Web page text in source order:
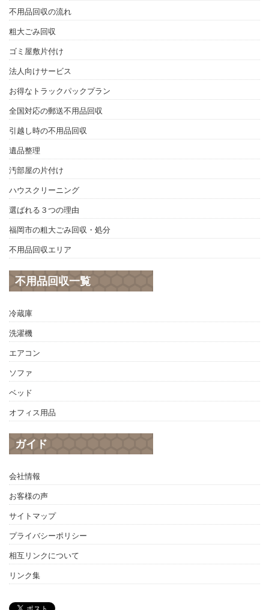
不用品回収の流れ
粗大ごみ回収
ゴミ屋敷片付け
法人向けサービス
お得なトラックパックプラン
全国対応の郵送不用品回収
引越し時の不用品回収
遺品整理
汚部屋の片付け
ハウスクリーニング
選ばれる３つの理由
福岡市の粗大ごみ回収・処分
不用品回収エリア
不用品回収一覧
冷蔵庫
洗濯機
エアコン
ソファ
ベッド
オフィス用品
ガイド
会社情報
お客様の声
サイトマップ
プライバシーポリシー
相互リンクについて
リンク集